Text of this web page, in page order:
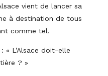
vient de lancer sa
à destination de tous
comme tel.
« L’Alsace doit-elle
? »